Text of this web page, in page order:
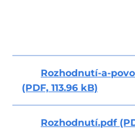
Kopie-
(PDF, 38.09 kB)